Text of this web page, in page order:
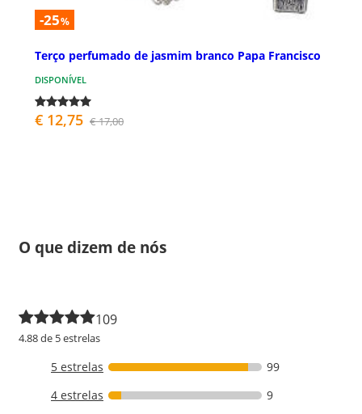
-25%
Terço perfumado de jasmim branco Papa Francisco
DISPONÍVEL
€ 12,75 € 17,00
O que dizem de nós
109
4.88 de 5 estrelas
5 estrelas
99
4 estrelas
9